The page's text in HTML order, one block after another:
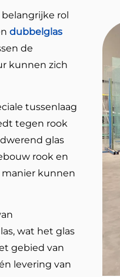
rol
dubbelglas
de
kunnen zich
tussenlaag
tegen rook
glas
rook en
manier kunnen
wat het glas
gebied van
levering van